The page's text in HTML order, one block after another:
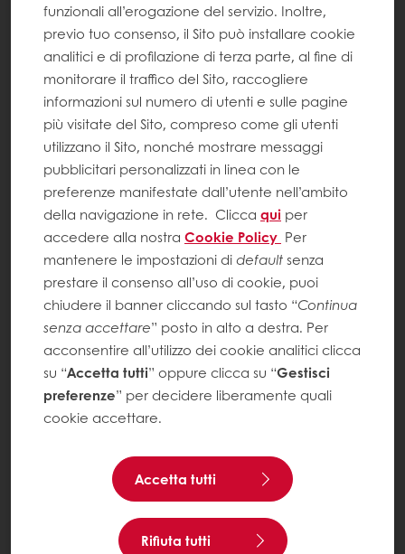
funzionali all’erogazione del servizio. Inoltre,
previo tuo consenso, il Sito può installare cookie
analitici e di profilazione di terza parte, al fine di
monitorare il traffico del Sito, raccogliere
informazioni sul numero di utenti e sulle pagine
più visitate del Sito, compreso come gli utenti
utilizzano il Sito, nonché mostrare messaggi
pubblicitari personalizzati in linea con le
preferenze manifestate dall’utente nell’ambito
della navigazione in rete. Clicca qui per
accedere alla nostra Cookie Policy Per
mantenere le impostazioni didefaultsenza
prestare il consenso all’uso di cookie, puoi
chiudere il banner cliccando sul tasto “Continua
senza accettare” posto in alto a destra. Per
acconsentire all’utilizzo dei cookie analitici clicca
su “Accetta tutti” oppure clicca su “Gestisci
preferenze” per decidere liberamente quali
cookie accettare.
Accetta tutti
Rifiuta tutti